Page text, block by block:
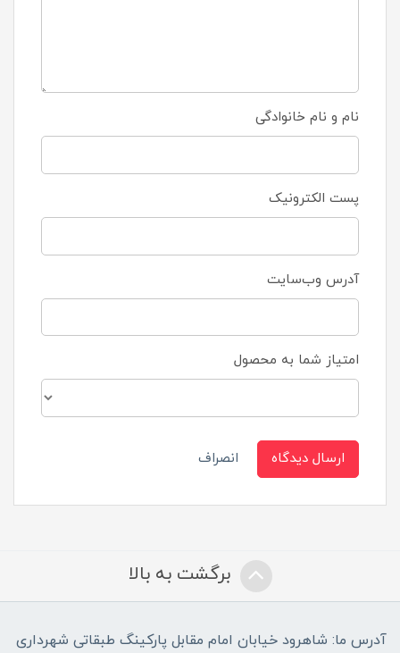
نام و نام خانوادگی
پست الکترونیک
آدرس وب‌سایت
امتیاز شما به محصول
ارسال دیدگاه انصراف
برگشت به بالا
آدرس ما: شاهرود خیابان امام مقابل پارکینگ طبقاتی شهرداری